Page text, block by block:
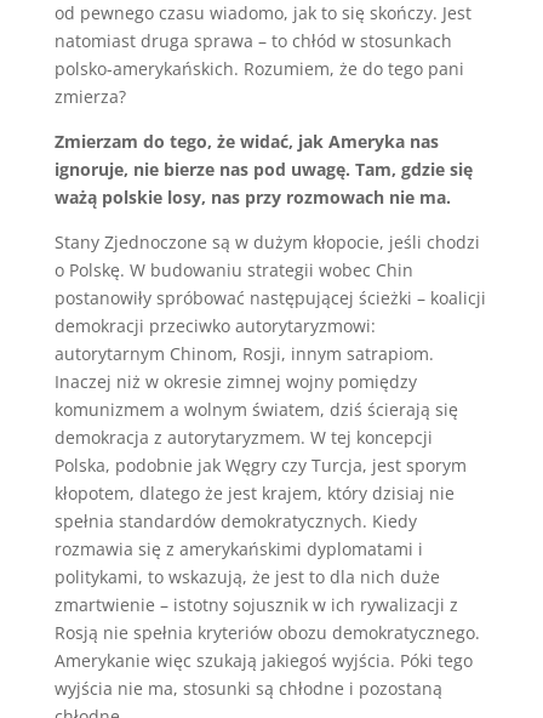
od pewnego czasu wiadomo, jak to się skończy. Jest
natomiast druga sprawa – to chłód w stosunkach
polsko-amerykańskich. Rozumiem, że do tego pani
zmierza?
Zmierzam do tego, że widać, jak Ameryka nas
ignoruje, nie bierze nas pod uwagę. Tam, gdzie się
ważą polskie losy, nas przy rozmowach nie ma.
Stany Zjednoczone są w dużym kłopocie, jeśli chodzi
o Polskę. W budowaniu strategii wobec Chin
postanowiły spróbować następującej ścieżki – koalicji
demokracji przeciwko autorytaryzmowi:
autorytarnym Chinom, Rosji, innym satrapiom.
Inaczej niż w okresie zimnej wojny pomiędzy
komunizmem a wolnym światem, dziś ścierają się
demokracja z autorytaryzmem. W tej koncepcji
Polska, podobnie jak Węgry czy Turcja, jest sporym
kłopotem, dlatego że jest krajem, który dzisiaj nie
spełnia standardów demokratycznych. Kiedy
rozmawia się z amerykańskimi dyplomatami i
politykami, to wskazują, że jest to dla nich duże
zmartwienie – istotny sojusznik w ich rywalizacji z
Rosją nie spełnia kryteriów obozu demokratycznego.
Amerykanie więc szukają jakiegoś wyjścia. Póki tego
wyjścia nie ma, stosunki są chłodne i pozostaną